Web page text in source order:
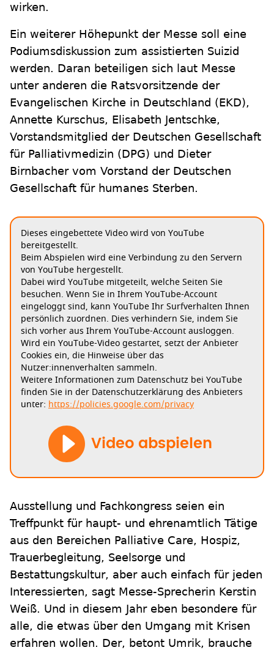
wirken.
Ein weiterer Höhepunkt der Messe soll eine
Podiumsdiskussion zum assistierten Suizid
werden. Daran beteiligen sich laut Messe
unter anderen die Ratsvorsitzende der
Evangelischen Kirche in Deutschland (EKD),
Annette Kurschus, Elisabeth Jentschke,
Vorstandsmitglied der Deutschen Gesellschaft
für Palliativmedizin (DPG) und Dieter
Birnbacher vom Vorstand der Deutschen
Gesellschaft für humanes Sterben.
Dieses eingebettete Video wird von YouTube
bereitgestellt.
Beim Abspielen wird eine Verbindung zu den Servern
von YouTube hergestellt.
Dabei wird YouTube mitgeteilt, welche Seiten Sie
besuchen. Wenn Sie in Ihrem YouTube-Account
eingeloggt sind, kann YouTube Ihr Surfverhalten Ihnen
persönlich zuordnen. Dies verhindern Sie, indem Sie
sich vorher aus Ihrem YouTube-Account ausloggen.
Wird ein YouTube-Video gestartet, setzt der Anbieter
Cookies ein, die Hinweise über das
Nutzer:innenverhalten sammeln.
Weitere Informationen zum Datenschutz bei YouTube
finden Sie in der Datenschutzerklärung des Anbieters
unter: https://policies.google.com/privacy
Video abspielen
Ausstellung und Fachkongress seien ein
Treffpunkt für haupt- und ehrenamtlich Tätige
aus den Bereichen Palliative Care, Hospiz,
Trauerbegleitung, Seelsorge und
Bestattungskultur, aber auch einfach für jeden
Interessierten, sagt Messe-Sprecherin Kerstin
Weiß. Und in diesem Jahr eben besondere für
alle, die etwas über den Umgang mit Krisen
erfahren wollen. Der, betont Umrik, brauche